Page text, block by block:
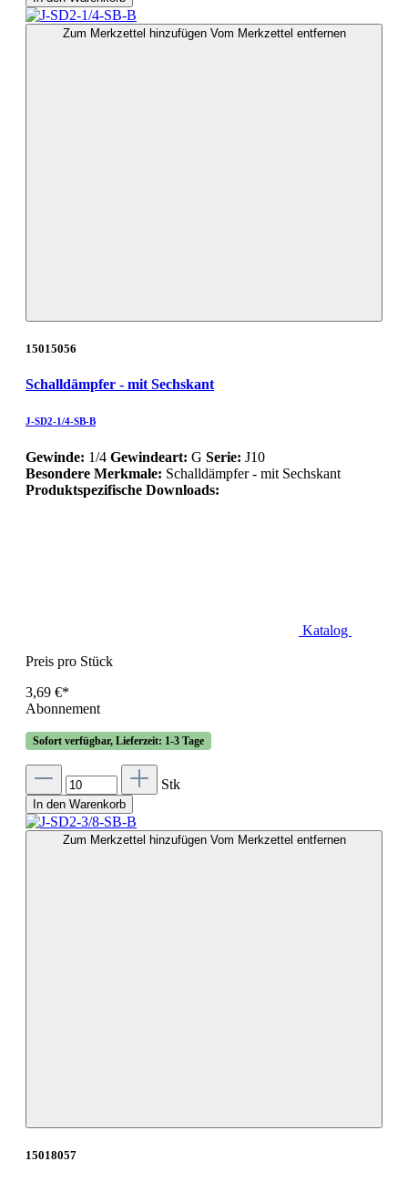
Zum Merkzettel hinzufügen Vom Merkzettel entfernen
15015056
Schalldämpfer - mit Sechskant
J-SD2-1/4-SB-B
Gewinde: 1/4 Gewindeart: G Serie: J10
Besondere Merkmale: Schalldämpfer - mit Sechskant
Produktspezifische Downloads:
Katalog
Preis pro Stück
3,69 €*
Abonnement
Sofort verfügbar, Lieferzeit: 1-3 Tage
Stk
In den Warenkorb
Zum Merkzettel hinzufügen Vom Merkzettel entfernen
15018057